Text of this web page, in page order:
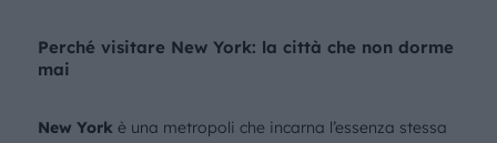
Perché visitare New York: la città che non dorme
mai
New York è una metropoli che incarna l’essenza stessa